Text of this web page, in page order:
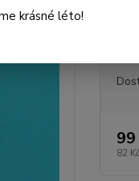
W 3/
z
82 Kč
krásné léto!